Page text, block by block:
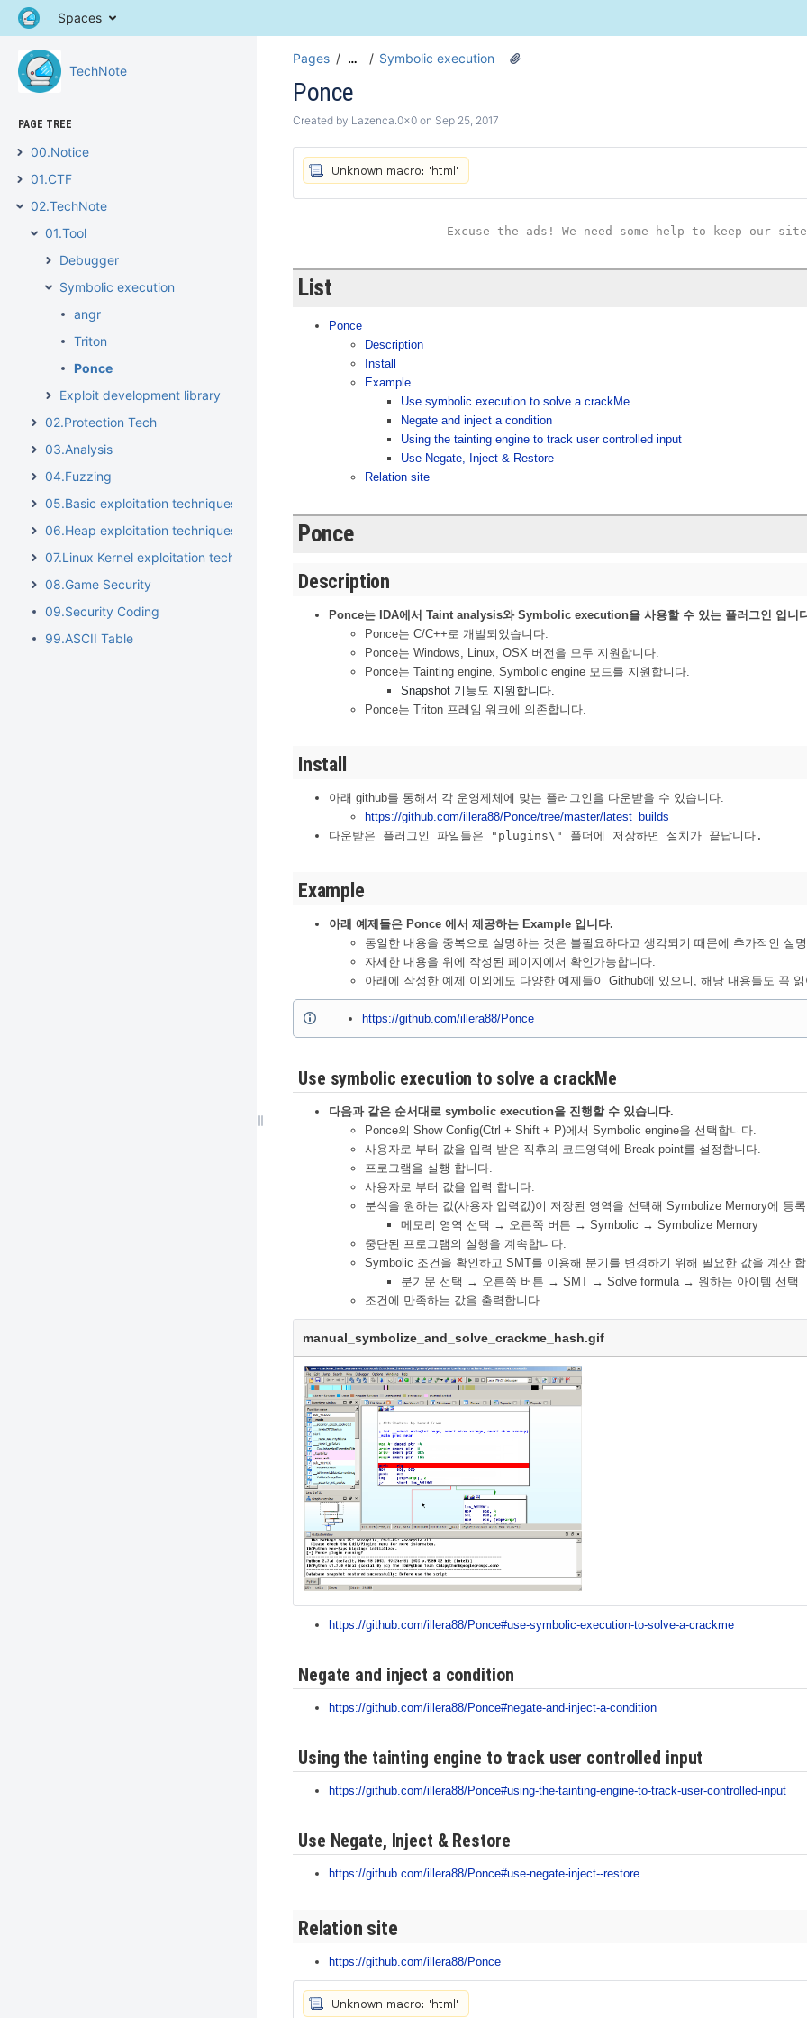
Spaces
TechNote
PAGE TREE
00.Notice
01.CTF
02.TechNote
01.Tool
Debugger
Symbolic execution
angr
Triton
Ponce
Exploit development library
02.Protection Tech
03.Analysis
04.Fuzzing
05.Basic exploitation techniques
06.Heap exploitation techniques
07.Linux Kernel exploitation techniques
08.Game Security
09.Security Coding
99.ASCII Table
Pages … Symbolic execution
Ponce
Created by Lazenca.0x0 on Sep 25, 2017
Excuse the ads! We need some help to keep our
List
Ponce
Description
Install
Example
Use symbolic execution to solve a crackMe
Negate and inject a condition
Using the tainting engine to track user controlled input
Use Negate, Inject & Restore
Relation site
Ponce
Description
Ponce는 IDA에서 Taint analysis와 Symbolic execution을 사용할 수 있는 플러그인 입니
Ponce는 C/C++로 개발되었습니다.
Ponce는 Windows, Linux, OSX 버전을 모두 지원합니다.
Ponce는 Tainting engine, Symbolic engine 모드를 지원합니다.
Snapshot 기능도 지원합니다.
Ponce는 Triton 프레임 워크에 의존합니다.
Install
아래 github를 통해서 각 운영제체에 맞는 플러그인을 다운받을 수 있습니다.
https://github.com/illera88/Ponce/tree/master/latest_builds
다운받은 플러그인 파일들은 "plugins\" 폴더에 저장하면 설치가 끝납니다.
Example
아래 예제들은 Ponce 에서 제공하는 Example 입니다.
동일한 내용을 중복으로 설명하는 것은 불필요하다고 생각되기 때문에 추가적인 설
자세한 내용을 위에 작성된 페이지에서 확인가능합니다.
아래에 작성한 예제 이외에도 다양한 예제들이 Github에 있으니, 해당 내용들도 꼭
https://github.com/illera88/Ponce
Use symbolic execution to solve a crackMe
다음과 같은 순서대로 symbolic execution을 진행할 수 있습니다.
Ponce의 Show Config(Ctrl + Shift + P)에서 Symbolic engine을 선택합니다.
사용자로 부터 값을 입력 받은 직후의 코드영역에 Break point를 설정합니다.
프로그램을 실행 합니다.
사용자로 부터 값을 입력 합니다.
분석을 원하는 값(사용자 입력값)이 저장된 영역을 선택해 Symbolize Memory에 등
메모리 영역 선택 → 오른쪽 버튼 → Symbolic → Symbolize Memory
중단된 프로그램의 실행을 계속합니다.
Symbolic 조건을 확인하고 SMT를 이용해 분기를 변경하기 위해 필요한 값을 계산
분기문 선택 → 오른쪽 버튼 → SMT → Solve formula → 원하는 아이템 선택
조건에 만족하는 값을 출력합니다.
manual_symbolize_and_solve_crackme_hash.gif
https://github.com/illera88/Ponce#use-symbolic-execution-to-solve-a-crackme
Negate and inject a condition
https://github.com/illera88/Ponce#negate-and-inject-a-condition
Using the tainting engine to track user controlled input
https://github.com/illera88/Ponce#using-the-tainting-engine-to-track-user-controlled-input
Use Negate, Inject & Restore
https://github.com/illera88/Ponce#use-negate-inject--restore
Relation site
https://github.com/illera88/Ponce